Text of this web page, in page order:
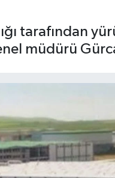
tarafından
müdürü